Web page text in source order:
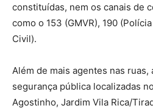
constituídas, nem os canais de
como o 153 (GMVR), 190
Civil).
Além de mais agentes nas ruas,
segurança pública localizadas
Agostinho, Jardim Vila Rica/